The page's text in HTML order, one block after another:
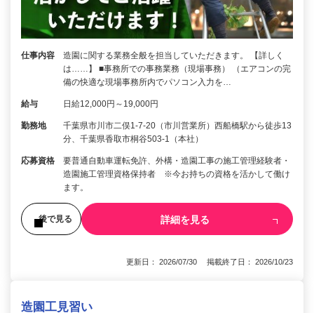
仕事内容
造園に関する業務全般を担当していただきます。 【詳しく
は……】 ■事務所での事務業務（現場事務） （エアコンの完
備の快適な現場事務所内でパソコン入力を…
給与 日給12,000円～19,000円
勤務地
千葉県市川市二俣1-7-20（市川営業所）西船橋駅から徒歩13
分、千葉県香取市桐谷503-1（本社）
応募資格
要普通自動車運転免許、外構・造園工事の施工管理経験者・
造園施工管理資格保持者 ※今お持ちの資格を活かして働け
ます。
後で見る 詳細を見る
更新日： 2026/07/30 掲載終了日： 2026/10/23
造園工見習い